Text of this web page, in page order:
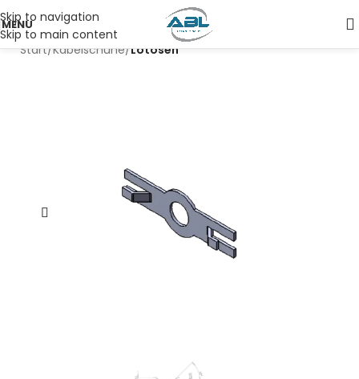
Skip to navigation
Skip to main content
MENU
Start Kabelschuhe Lötösen